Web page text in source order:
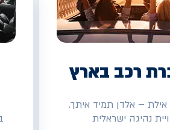
רכב בארץ
אילת – אלדן תמיד איתך.
נהיגה ישראלית